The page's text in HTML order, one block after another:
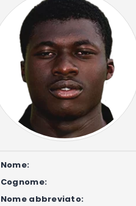
Nome:
Cognome:
Nome abbreviato: